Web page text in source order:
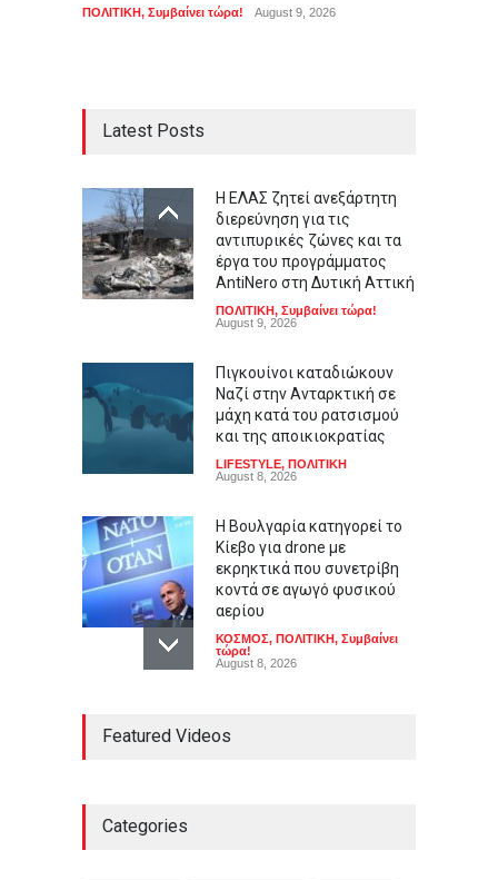
ΠΟΛΙΤΙΚΗ, Συμβαίνει τώρα! August 9, 2026
Latest Posts
Η ΕΛΑΣ ζητεί ανεξάρτητη
διερεύνηση για τις
αντιπυρικές ζώνες και τα
έργα του προγράμματος
AntiNero στη Δυτική Αττική
ΠΟΛΙΤΙΚΗ, Συμβαίνει τώρα!
August 9, 2026
Πιγκουίνοι καταδιώκουν
Ναζί στην Ανταρκτική σε
μάχη κατά του ρατσισμού
και της αποικιοκρατίας
LIFESTYLE, ΠΟΛΙΤΙΚΗ
August 8, 2026
Η Βουλγαρία κατηγορεί το
Κίεβο για drone με
εκρηκτικά που συνετρίβη
κοντά σε αγωγό φυσικού
αερίου
ΚΟΣΜΟΣ, ΠΟΛΙΤΙΚΗ, Συμβαίνει
τώρα!
August 8, 2026
περιοχές: Πάνω από 39
Featured Videos
Categories